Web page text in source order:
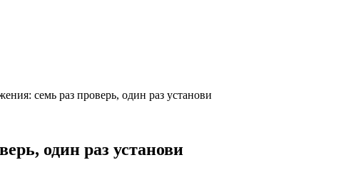
семь раз проверь, один раз установи
один раз установи